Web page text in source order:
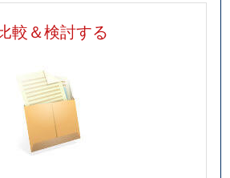
較＆検討する